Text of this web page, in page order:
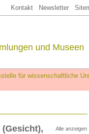
Kontakt Newsletter
und Museen
für wissenschaftliche
Alle anzeigen